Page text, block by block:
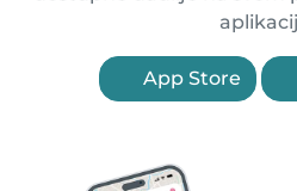
App Store